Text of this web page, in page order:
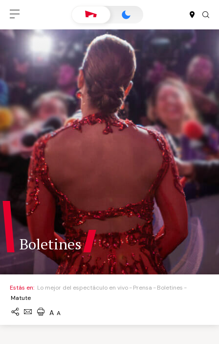
Boletines
Estás en: Lo mejor del espectáculo en vivo Prensa
Boletines
Matute
A A